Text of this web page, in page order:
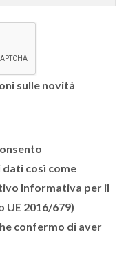
sulle novità
così come
Informativa per il
UE 2016/679)
confermo di aver